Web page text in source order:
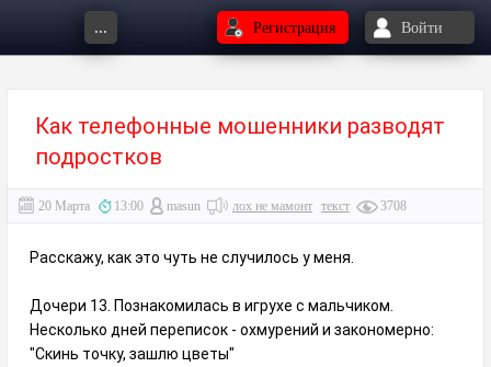
... Регистрация Войти
Как телефонные мошенники разводят
подростков
20 Марта 13:00 masun лох не мамонт текст 3708
Расскажу, как это чуть не случилось у меня.
Дочери 13. Познакомилась в игрухе с мальчиком.
Несколько дней переписок - охмурений и закономерно:
"Скинь точку, зашлю цветы"